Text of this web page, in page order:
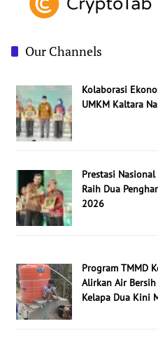
Our Channels
Kolaborasi
UMKM Kaltara
Prestasi
Raih Dua
2026
Program TMMD
Alirkan Air Bersih
Kelapa Dua Kini